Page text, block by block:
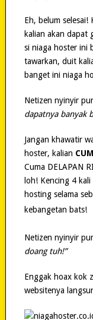
Eh, belum selesai!
kalian akan dapat
si niaga hoster ini
tawarkan, duit
banget ini niaga
Netizen nyinyir
dapatnya banyak
Jangan khawatir
hoster, kalian
Cuma DELAPAN
loh! Kencing 4
hosting selama
kebangetan bats!
Netizen nyinyir
doang tuh!”
Enggak hoax kok
websitenya